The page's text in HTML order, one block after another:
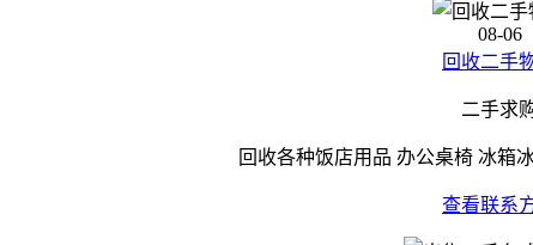
08-06
回收二手
二手求
回收各种饭店用品 办公桌椅 冰箱
查看联系